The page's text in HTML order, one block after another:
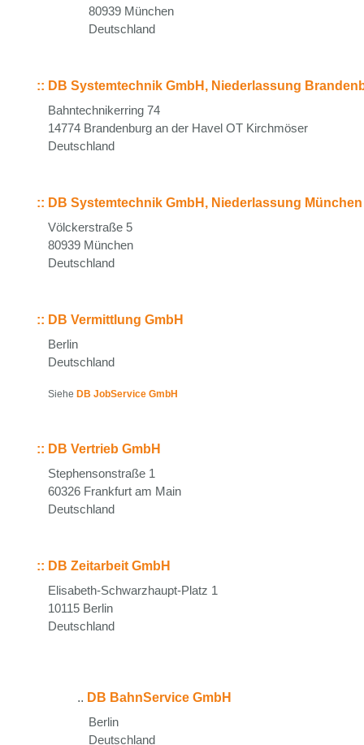
80939 München
Deutschland
:: DB Systemtechnik GmbH, Niederlassung
Bahntechnikerring 74
14774 Brandenburg an der Havel OT Kirchmöser
Deutschland
:: DB Systemtechnik GmbH, Niederlassung München
Völckerstraße 5
80939 München
Deutschland
:: DB Vermittlung GmbH
Berlin
Deutschland
Siehe DB JobService GmbH
:: DB Vertrieb GmbH
Stephensonstraße 1
60326 Frankfurt am Main
Deutschland
:: DB Zeitarbeit GmbH
Elisabeth-Schwarzhaupt-Platz 1
10115 Berlin
Deutschland
.. DB BahnService GmbH
Berlin
Deutschland